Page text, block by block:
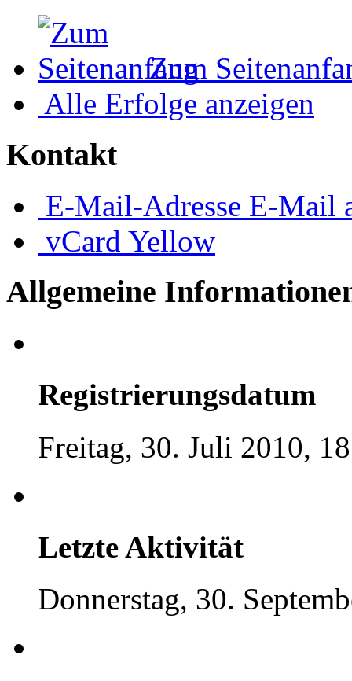
Zum
Alle Erfolge anzeigen
Kontakt
E-Mail-Adresse E-Mail
vCard Yellow
Allgemeine
Registrierungsdatum
Freitag, 30. Juli 2010,
Letzte Aktivität
Donnerstag, 30.